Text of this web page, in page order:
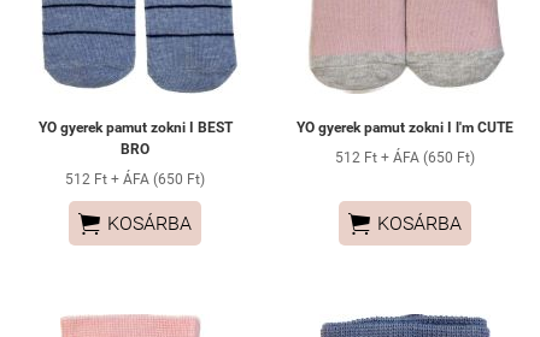
YO gyerek pamut zokni I BEST
BRO
512 Ft + ÁFA (650 Ft)
 KOSÁRBA
YO gyerek pamut zokni I l'm CUTE
512 Ft + ÁFA (650 Ft)
 KOSÁRBA